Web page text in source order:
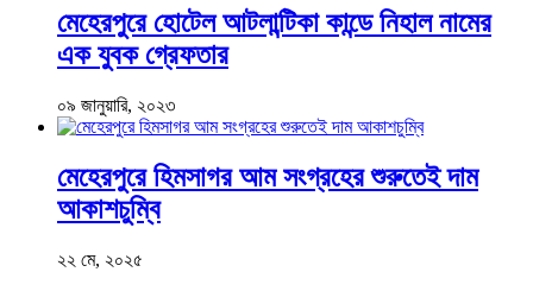
মেহেরপুরে হোটেল আটলান্টিকা কান্ডে নিহাল নামের
এক যুবক গ্রেফতার
০৯ জানুয়ারি, ২০২৩
মেহেরপুরে হিমসাগর আম সংগ্রহের শুরুতেই দাম
আকাশচুম্বি
২২ মে, ২০২৫